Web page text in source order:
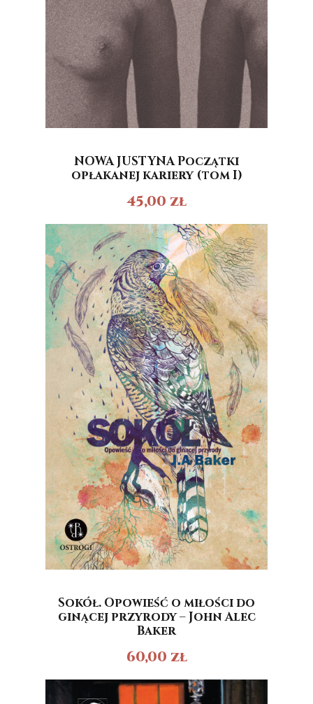
NOWA JUSTYNA Początki
opłakanej kariery (tom I)
45,00 zł
Sokół. Opowieść o miłości do
ginącej przyrody – John Alec
Baker
60,00 zł